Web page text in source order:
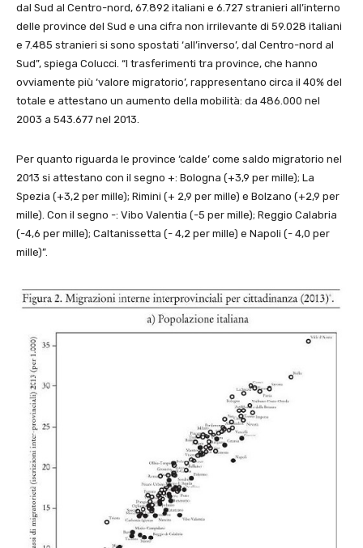
dal Sud al Centro-nord, 67.892 italiani e 6.727 stranieri all’interno
delle province del Sud e una cifra non irrilevante di 59.028 italiani
e 7.485 stranieri si sono spostati ‘all’inverso’, dal Centro-nord al
Sud”, spiega Colucci. “I trasferimenti tra province, che hanno
ovviamente più ‘valore migratorio’, rappresentano circa il 40% del
totale e attestano un aumento della mobilità: da 486.000 nel
2003 a 543.677 nel 2013.
Per quanto riguarda le province ‘calde’ come saldo migratorio nel
2013 si attestano con il segno +: Bologna (+3,9 per mille); La
Spezia (+3,2 per mille); Rimini (+ 2,9 per mille) e Bolzano (+2,9 per
mille). Con il segno -: Vibo Valentia (-5 per mille); Reggio Calabria
(-4,6 per mille); Caltanissetta (- 4,2 per mille) e Napoli (- 4,0 per
mille)”.